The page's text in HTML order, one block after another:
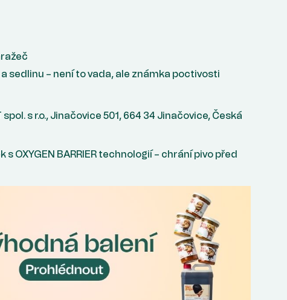
sedlinu – není to vada, ale známka poctivosti
spol. s r.o., Jinačovice 501, 664 34 Jinačovice, Česká
s OXYGEN BARRIER technologií – chrání pivo před